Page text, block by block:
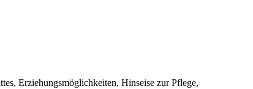
Erziehungsmöglichkeiten, Hinseise zur Pflege,